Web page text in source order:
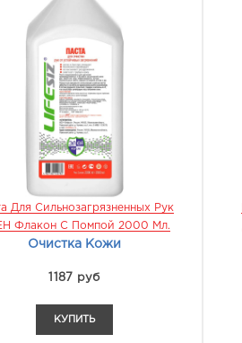
Для Сильнозагрязненных Рук
Флакон С Помпой 2000 Мл.
Очистка Кожи
1187 руб
КУПИТЬ